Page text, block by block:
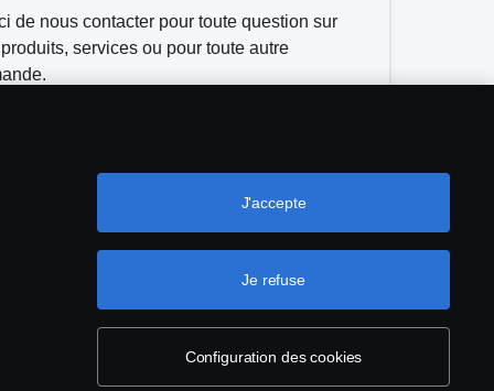
de nous contacter pour toute question sur
services ou pour toute autre
Recherchez votre distributeur
Configurez votre véhicule Scania
Configuration des cookies
Je refuse
J'accepte